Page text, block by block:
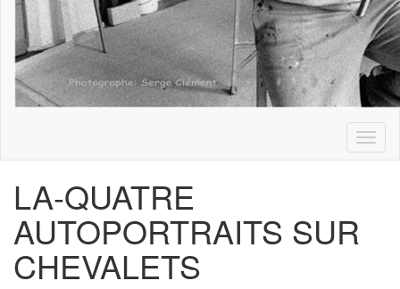
LA-QUATRE
AUTOPORTRAITS SUR
CHEVALETS